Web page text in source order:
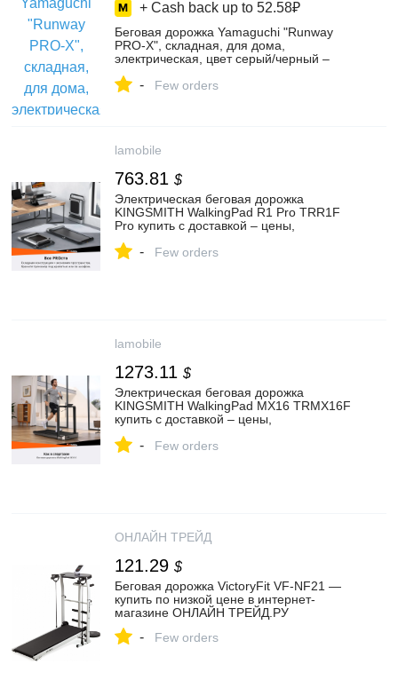
+ Cash back up to 52.58₽
Беговая дорожка Yamaguchi "Runway
PRO-X", складная, для дома,
электрическая, цвет серый/черный –
на Яндекс Маркете, 102216225313
- Few orders
lamobile
763.81 $
Электрическая беговая дорожка
KINGSMITH WalkingPad R1 Pro TRR1F
Pro купить с доставкой – цены,
- Few orders
lamobile
1273.11 $
Электрическая беговая дорожка
KINGSMITH WalkingPad MX16 TRMX16F
купить с доставкой – цены,
- Few orders
ОНЛАЙН ТРЕЙД
121.29 $
Беговая дорожка VictoryFit VF-NF21 —
купить по низкой цене в интернет-
магазине ОНЛАЙН ТРЕЙД.РУ
- Few orders